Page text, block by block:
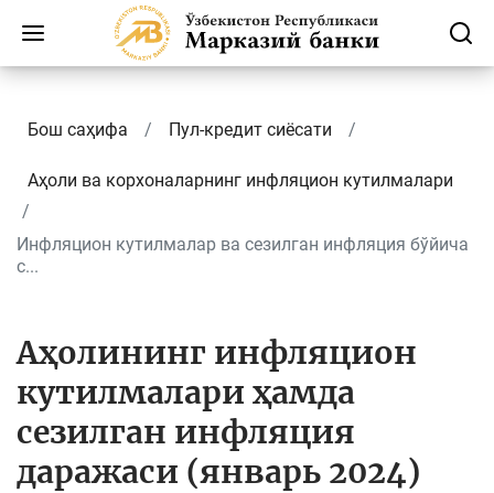
Бош саҳифа Пул-кредит сиёсати
Аҳоли ва корхоналарнинг инфляцион кутилмалари
Инфляцион кутилмалар ва сезилган инфляция бўйича
с...
Аҳолининг инфляцион
кутилмалари ҳамда
сезилган инфляция
даражаси (январь 2024)